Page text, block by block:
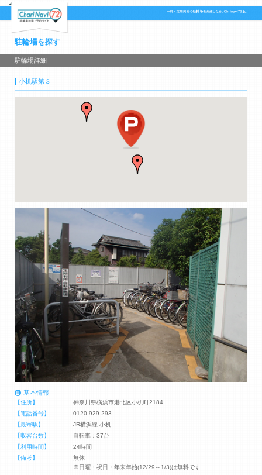
駐輪場を探す
駐輪場詳細
小机駅第３
基本情報
【住所】
神奈川県横浜市港北区小机町2184
【電話番号】
0120-929-293
【最寄駅】
JR横浜線 小机
【収容台数】
自転車：37台
【利用時間】
24時間
【備考】
無休
※日曜・祝日・年末年始(12/29～1/3)は無料です